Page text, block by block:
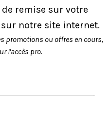
de remise sur votre
notre site internet.
promotions ou offres en cours,
l'accès pro.